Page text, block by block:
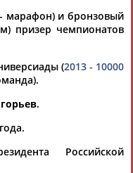
Артур
АБДРАХМАНОВ
марафон) и бронзовый
призер чемпионатов
(2013 - 10000
.
Российской